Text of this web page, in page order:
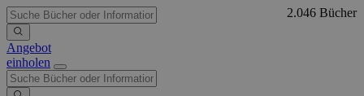
Angebot
einholen
2.046 Bücher